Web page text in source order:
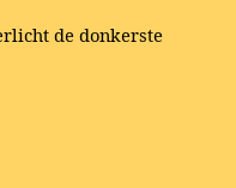
de donkerste